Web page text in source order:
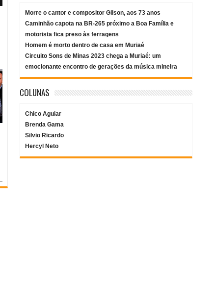
Morre o cantor e compositor Gilson, aos 73 anos
Caminhão capota na BR-265 próximo a Boa Família e
motorista fica preso às ferragens
Homem é morto dentro de casa em Muriaé
Circuito Sons de Minas 2023 chega a Muriaé: um
emocionante encontro de gerações da música mineira
COLUNAS
Chico Aguiar
Brenda Gama
Silvio Ricardo
Hercyl Neto